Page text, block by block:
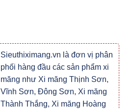
Sieuthiximang.vn là đơn vị phân
phối hàng đầu các sản phẩm xi
măng như Xi măng Thịnh Sơn,
Vĩnh Sơn, Đông Sơn, Xi măng
Thành Thắng, Xi măng Hoàng